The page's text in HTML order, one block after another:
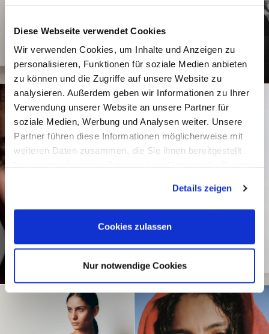
Diese Webseite verwendet Cookies
Wir verwenden Cookies, um Inhalte und Anzeigen zu
personalisieren, Funktionen für soziale Medien anbieten
zu können und die Zugriffe auf unsere Website zu
analysieren. Außerdem geben wir Informationen zu Ihrer
Verwendung unserer Website an unsere Partner für
soziale Medien, Werbung und Analysen weiter. Unsere
Partner führen diese Informationen möglicherweise mit
weiteren Daten zusammen, die Sie ihnen bereitgestellt
Details zeigen
Cookies zulassen
Nur notwendige Cookies